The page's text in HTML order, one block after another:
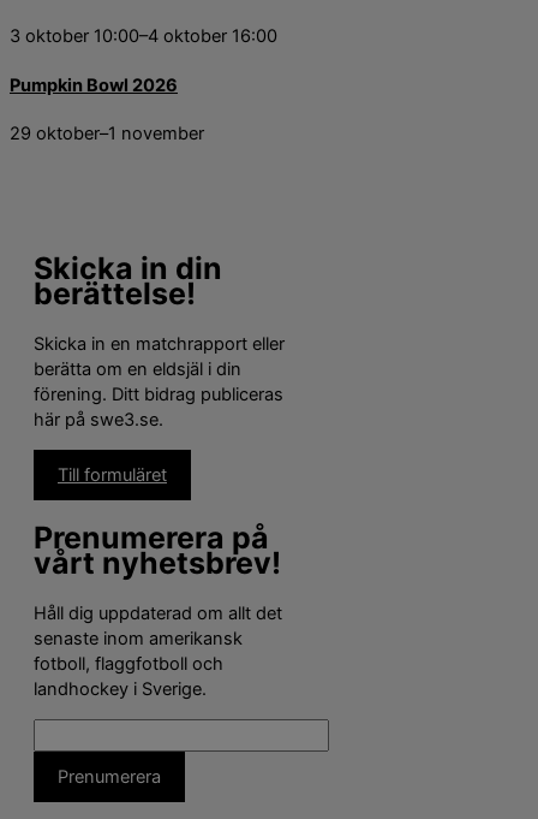
3 oktober 10:00–4 oktober 16:00
Pumpkin Bowl 2026
29 oktober–1 november
Skicka in din
berättelse!
Skicka in en matchrapport eller
berätta om en eldsjäl i din
förening. Ditt bidrag publiceras
här på swe3.se.
Till formuläret
Prenumerera på
vårt nyhetsbrev!
Håll dig uppdaterad om allt det
senaste inom amerikansk
fotboll, flaggfotboll och
landhockey i Sverige.